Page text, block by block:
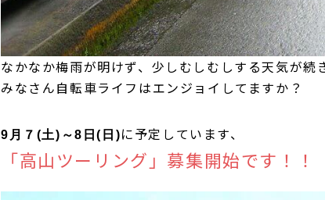
なかなか梅雨が明けず、少しむしむしする天気が続
みなさん自転車ライフはエンジョイしてますか？
9月７(土)～8日(日)に予定しています、
「高山ツーリング」募集開始です！！